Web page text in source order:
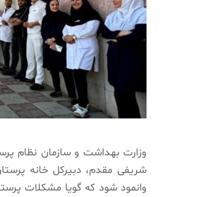
وزارت بهداشت و سازمان نظام
شریفی مقدم، دبیرکل خانه
وانمود شود که گویا مشکلات